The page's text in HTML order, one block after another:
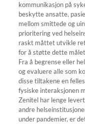
kommunikasjon på
beskytte ansatte,
mellom smittede og
prioritering ved
raskt måttet utvikle
for å støtte dette
Fra å begrense eller
og evaluere alle som
disse tiltakene en
fysiske interaksjonen
Zenitel har lenge
andre
under pandemier, er